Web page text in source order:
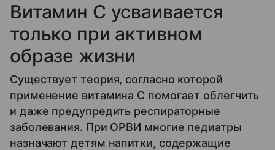
Витамин С усваивается
только при активном
образе жизни
Существует теория, согласно которой
применение витамина С помогает облегчить
и даже предупредить респираторные
заболевания. При ОРВИ многие педиатры
назначают детям напитки, содержащие